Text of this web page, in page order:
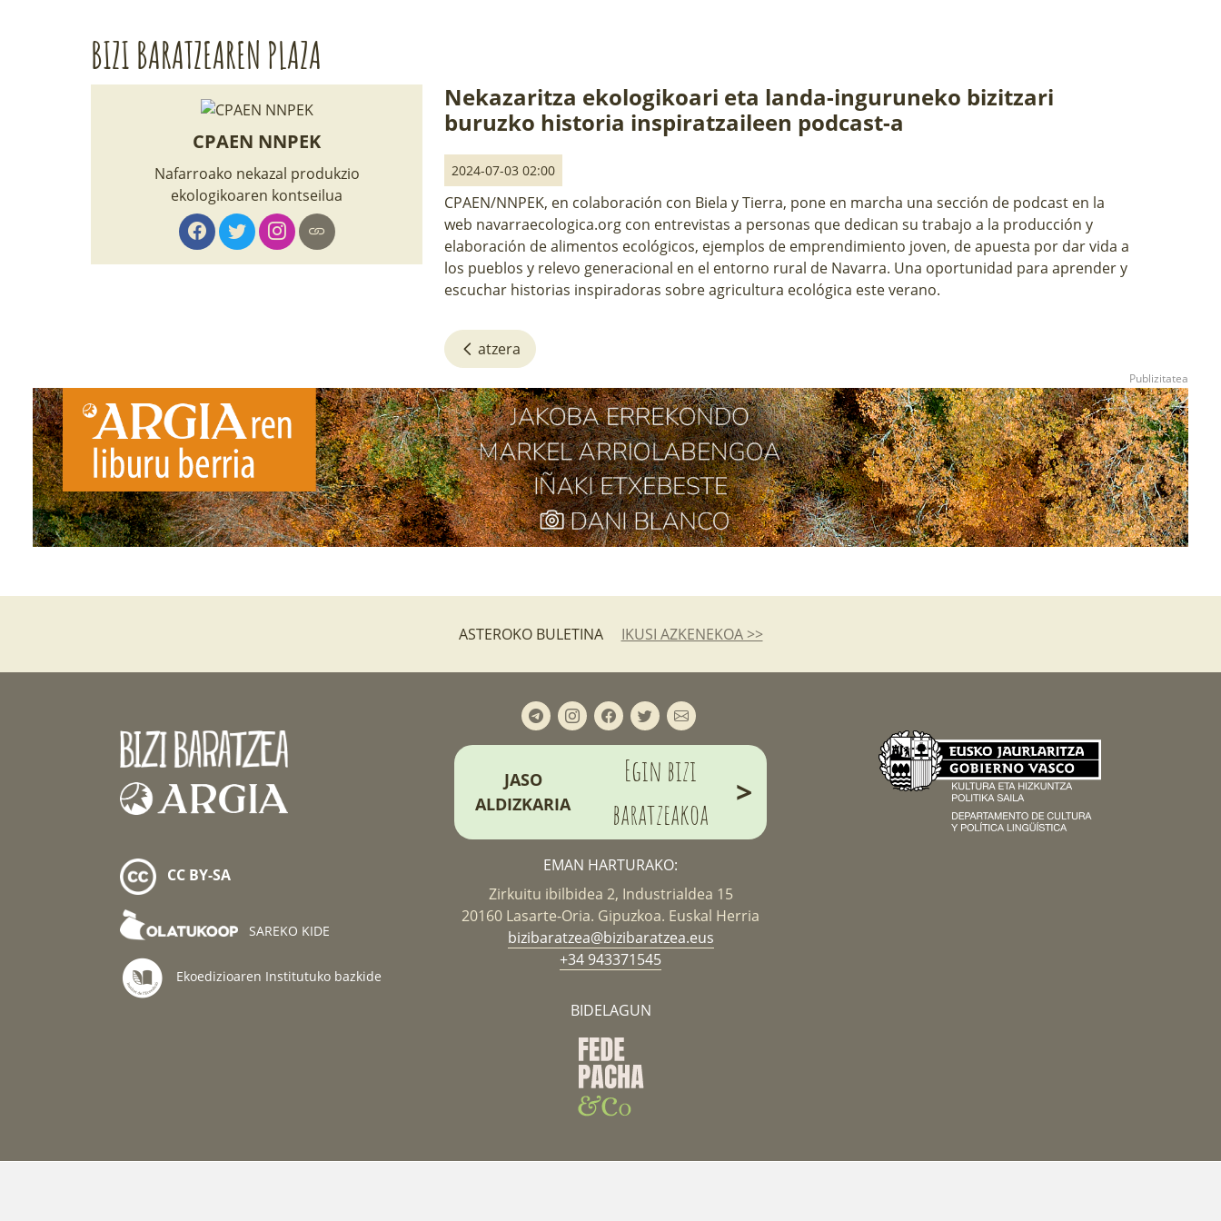
BIZI BARATZEAREN PLAZA
CPAEN NNPEK
Nafarroako nekazal produkzio
ekologikoaren kontseilua
Nekazaritza ekologikoari eta landa-inguruneko bizitzari
buruzko historia inspiratzaileen podcast-a
2024-07-03 02:00
CPAEN/NNPEK, en colaboración con Biela y Tierra, pone en marcha una sección de podcast en la
web navarraecologica.org con entrevistas a personas que dedican su trabajo a la producción y
elaboración de alimentos ecológicos, ejemplos de emprendimiento joven, de apuesta por dar vida a
los pueblos y relevo generacional en el entorno rural de Navarra. Una oportunidad para aprender y
escuchar historias inspiradoras sobre agricultura ecológica este verano.
atzera
ASTEROKO BULETINA IKUSI AZKENEKOA >>
CC BY-SA
SAREKO KIDE
Ekoedizioaren Institutuko bazkide
JASO
ALDIZKARIA
Egin bizi
baratzeakoa
>
EMAN HARTURAKO:
Zirkuitu ibilbidea 2, Industrialdea 15
20160 Lasarte-Oria. Gipuzkoa. Euskal Herria
bizibaratzea@bizibaratzea.eus
+34 943371545
BIDELAGUN